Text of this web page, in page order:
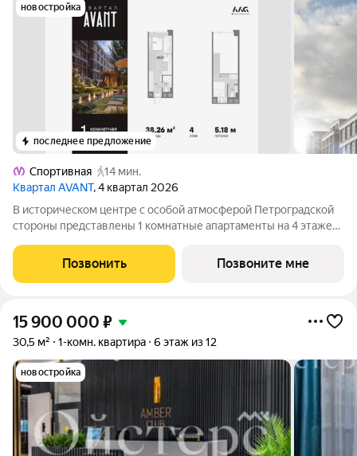
новостройка
последнее предложение
Спортивная
14 мин.
Квартал AVANT, 4 квартал 2026
В историческом центре с особой атмосферой Петроградской
стороны представлены 1 комнатные апартаменты на 4 этаже
представлены уникальные Life-work апартаменты с эстетикой
лофта. Окружение корпуса
Позвонить Позвоните мне
15 900 000 ₽
30,5 м² 1-комн. квартира 6 этаж из 12
новостройка